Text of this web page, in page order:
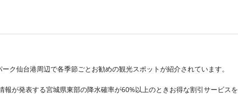
ク仙台港周辺で各季節ごとお勧めの観光スポットが紹介されています。
報が発表する宮城県東部の降水確率が60%以上のときお得な割引サービスを